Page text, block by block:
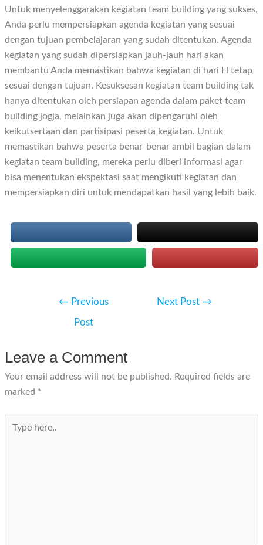
Untuk menyelenggarakan kegiatan team building yang sukses,
Anda perlu mempersiapkan agenda kegiatan yang sesuai
dengan tujuan pembelajaran yang sudah ditentukan. Agenda
kegiatan yang sudah dipersiapkan jauh-jauh hari akan
membantu Anda memastikan bahwa kegiatan di hari H tetap
sesuai dengan tujuan. Kesuksesan kegiatan team building tak
hanya ditentukan oleh persiapan agenda dalam paket team
building jogja, melainkan juga akan dipengaruhi oleh
keikutsertaan dan partisipasi peserta kegiatan. Untuk
memastikan bahwa peserta benar-benar ambil bagian dalam
kegiatan team building, mereka perlu diberi informasi agar
bisa menentukan ekspektasi saat mengikuti kegiatan dan
mempersiapkan diri untuk mendapatkan hasil yang lebih baik.
← Previous
Post
Next Post →
Leave a Comment
Your email address will not be published. Required fields are
marked *